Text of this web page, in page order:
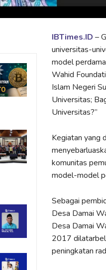
IBTimes.ID –
universitas-
model
Wahid
Islam Negeri
Universitas;
Universitas?”
Kegiatan yang
komunitas
model-model
Sebagai
Desa Damai
Desa Damai
2017
peningkatan